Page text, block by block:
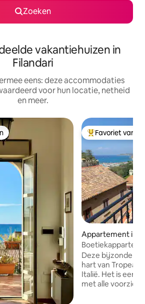
Zoeken
vakantiehuizen in
Filandari
eens: deze accommodaties
voor hun locatie, netheid
en meer.
Topfavoriet van
Favoriet van
Appartement in
Deze bijzondere
hart van Tropea,
Italië. Het is een NIEUW appartement
met alle